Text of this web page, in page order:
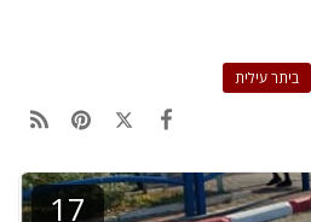
ביתר עילית
17